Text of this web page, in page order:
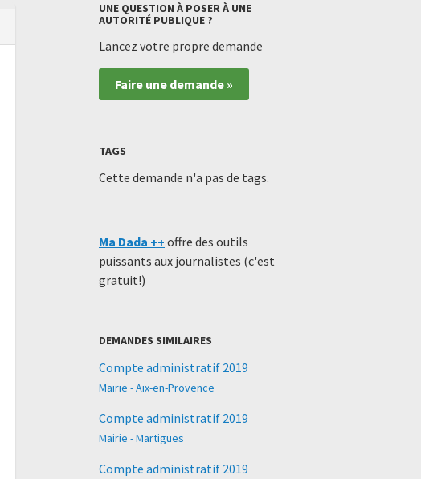
UNE QUESTION À POSER À UNE
AUTORITÉ PUBLIQUE ?
Lancez votre propre demande
Faire une demande »
TAGS
Cette demande n'a pas de tags.
Ma Dada ++ offre des outils
puissants aux journalistes (c'est
gratuit!)
DEMANDES SIMILAIRES
Compte administratif 2019
Mairie - Aix-en-Provence
Compte administratif 2019
Mairie - Martigues
Compte administratif 2019